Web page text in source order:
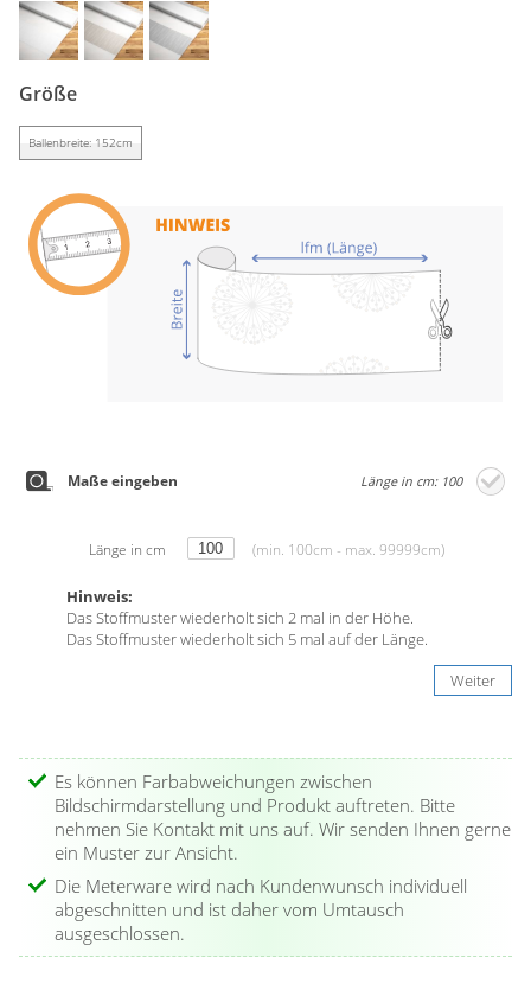
Gardinenstange
Stoffe
Panneaux
Größe
Ballenbreite: 152cm
Maße eingeben Länge in cm: 100
Länge in cm (min. 100cm - max. 99999cm)
Hinweis:
Das Stoffmuster wiederholt sich 2 mal in der Höhe.
Das Stoffmuster wiederholt sich 5 mal auf der Länge.
Weiter
Es können Farbabweichungen zwischen
Bildschirmdarstellung und Produkt auftreten. Bitte
nehmen Sie Kontakt mit uns auf. Wir senden Ihnen gerne
ein Muster zur Ansicht.
Die Meterware wird nach Kundenwunsch individuell
abgeschnitten und ist daher vom Umtausch
ausgeschlossen.